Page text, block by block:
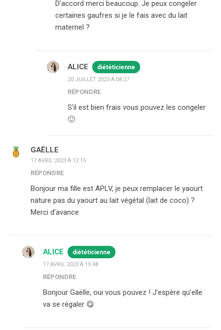
D’accord merci beaucoup. Je peux congeler
certaines gaufres si je le fais avec du lait
maternel ?
ALICE diététicienne
20 JUILLET 2023 À 08:27
RÉPONDRE
S'il est bien frais vous pouvez les congeler
🙂
GAËLLE
17 AVRIL 2023 À 12:15
RÉPONDRE
Bonjour ma fille est APLV, je peux remplacer le yaourt
nature pas du yaourt au lait végétal (lait de coco) ?
Merci d’avance
ALICE diététicienne
17 AVRIL 2023 À 15:48
RÉPONDRE
Bonjour Gaëlle, oui vous pouvez ! J’espère qu’elle
va se régaler 😋